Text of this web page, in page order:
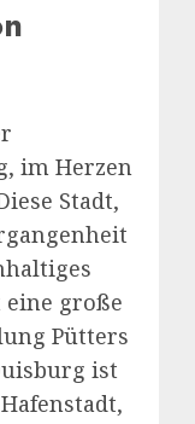
im Herzen
Stadt,
große
Pütters
ist